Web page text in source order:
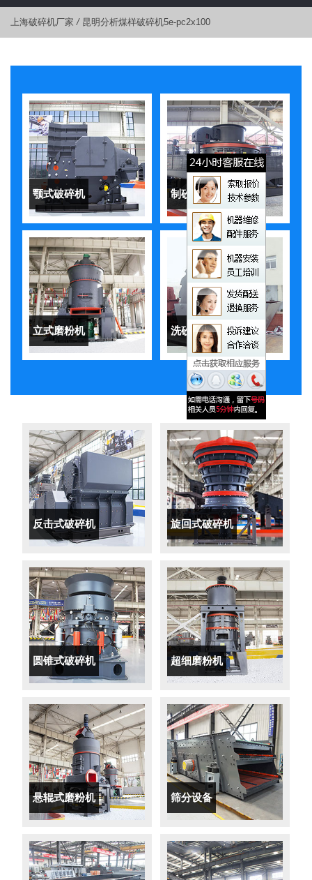
上海破碎机厂家 / 昆明分析煤样破碎机5e-pc2x100
颚式破碎机 制砂机
立式磨粉机 洗砂机
反击式破碎机 旋回式破碎机
圆锥式破碎机 超细磨粉机
悬辊式磨粉机 筛分设备